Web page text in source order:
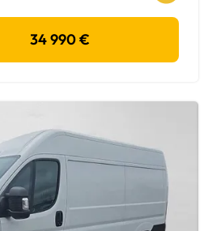
34 990 €